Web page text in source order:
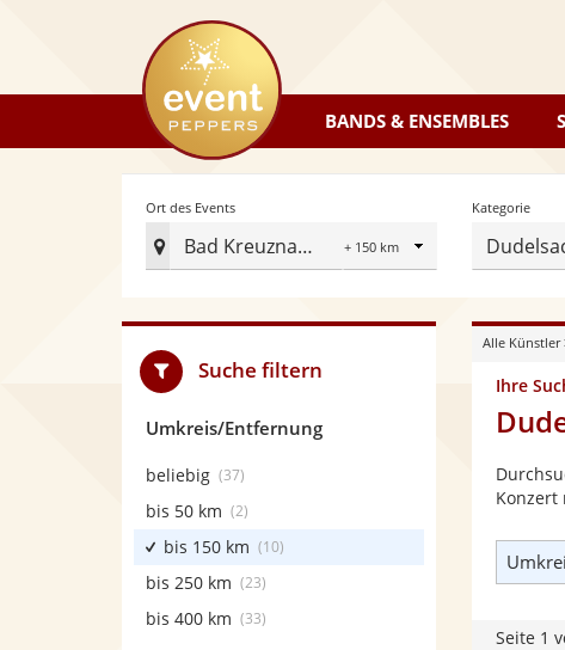
eventpeppers
BANDS & ENSEMBLES
Ort des Events
Bad Kreuznach
Radius
Ort
Events
festlegen
Kategorie
Alle Künstler
Ihre
Konzert
Seite 1
Suche filtern
Umkreis/Entfernung
beliebig (37)
bis 50 km (2)
bis 150 km (10)
bis 250 km (23)
bis 400 km (33)